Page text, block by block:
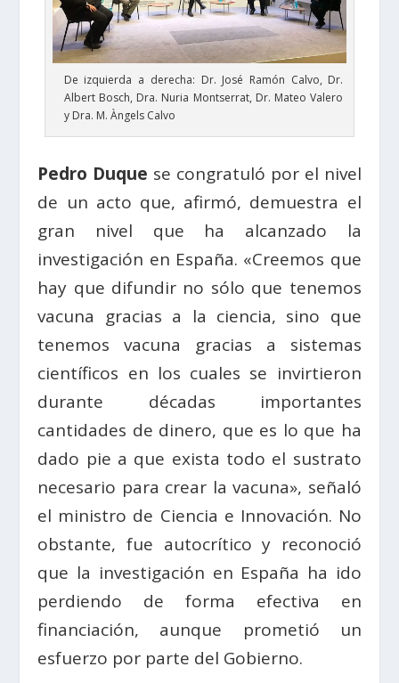
De izquierda a derecha: Dr. José Ramón Calvo, Dr.
Albert Bosch, Dra. Nuria Montserrat, Dr. Mateo Valero
y Dra. M. Àngels Calvo
Pedro Duque se congratuló por el nivel
de un acto que, afirmó, demuestra el
gran nivel que ha alcanzado la
investigación en España. «Creemos que
hay que difundir no sólo que tenemos
vacuna gracias a la ciencia, sino que
tenemos vacuna gracias a sistemas
científicos en los cuales se invirtieron
durante décadas importantes
cantidades de dinero, que es lo que ha
dado pie a que exista todo el sustrato
necesario para crear la vacuna», señaló
el ministro de Ciencia e Innovación. No
obstante, fue autocrítico y reconoció
que la investigación en España ha ido
perdiendo de forma efectiva en
financiación, aunque prometió un
esfuerzo por parte del Gobierno.